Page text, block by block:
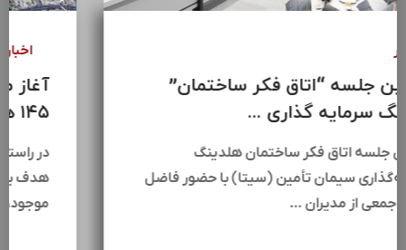
سومین جلسه “اتاق فکر ساختمان”
هلدینگ سرمایه گذاری ...
سومین جلسه اتاق فکر ساختمان هلدینگ
سرمایه‌گذاری سیمان تأمین (سیتا) با حضور فاضل
عبیات،جمعی از مدیران …